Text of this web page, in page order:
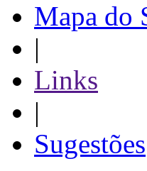
Mapa do
|
Links
|
Sugestões